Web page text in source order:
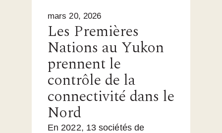
mars 20, 2026
Les Premières
Nations au Yukon
prennent le
contrôle de la
connectivité dans le
Nord
En 2022, 13 sociétés de